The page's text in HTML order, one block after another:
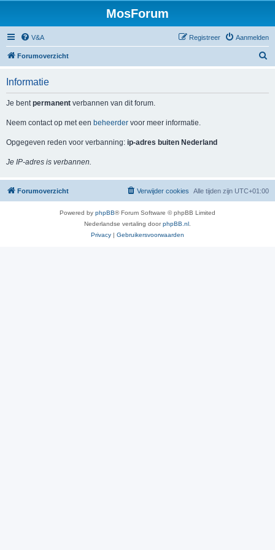
MosForum
V&A Aanmelden
Registreer
Forumoverzicht
Informatie
Je bentpermanent verbannen van dit forum.
Neem contact op met een beheerder voor meer informatie.
Opgegeven reden voor verbanning: ip-adres buiten Nederland
Je IP-adres is verbannen.
Forumoverzicht Alle tijden zijn UTC+01:00
Verwijder cookies
Powered by phpBB® Forum Software © phpBB Limited
Nederlandse vertaling doorphpBB.nl
Privacy | Gebruikersvoorwaarden